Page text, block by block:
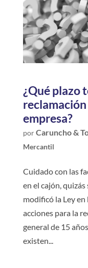
¿Qué plazo
empresa?
porCaruncho &
Mercantil
Cuidado con las
en el cajón,
modificó la Ley
acciones para la
general de 15
existen...